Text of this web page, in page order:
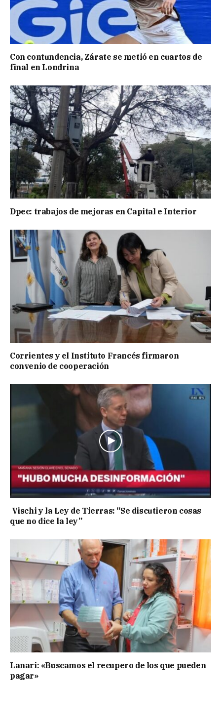
Con contundencia, Zárate se metió en cuartos de
final en Londrina
Dpec: trabajos de mejoras en Capital e Interior
Corrientes y el Instituto Francés firmaron
convenio de cooperación
Vischi y la Ley de Tierras: “Se discutieron cosas
que no dice la ley”
Lanari: «Buscamos el recupero de los que pueden
pagar»